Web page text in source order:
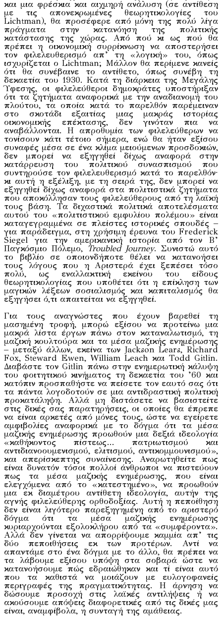
και μια φρέσκια και αιχμηρή ανάλυση (σε αντίθεση
με τις απονεκρωμένες θεωρητικολογίες του
Lichtman), θα προσέφερε από μόνη της πολύ λίγα
πράγματα στην κατανόηση της πολιτικής
κατάστασης της χώρας. Από πού κι ως πού θα
πρέπει η οικονομική συρρίκνωση να αποστερήσει
τον φιλελευθερισμό απ’ τη «λογική» του, όπως
ισχυρίζεται ο Lichtman; Μάλλον θα περίμενε κανείς
ότι θα συνέβαινε το αντίθετο, όπως συνέβη τη
δεκαετία του 1930. Κατά τη διάρκεια της Μεγάλης
Ύφεσης, οι φιλελεύθεροι δημοκράτες υποστήριξαν
ότι τα ζητήματα αναφορικά με την αναδιανομή του
πλούτου, τα οποία κατά το παρελθόν παρέμειναν
στο σκοτάδι εξαιτίας μιας μακράς ιστορίας
οικονομικής επέκτασης, δεν γινόταν πια να
αναβάλλονται. H απροθυμία των φιλελεύθερων να
τονίσουν κάτι τέτοιο σήμερα, ενώ θα ήταν εξίσου
συναφές μέσα σε ένα κλίμα μειούμενων προσδοκιών,
δεν μπορεί να εξηγηθεί δίχως αναφορά στην
κατάρρευση του πολιτικού συνασπισμού που
συντηρούσε τον φιλελευθερισμό κατά το παρελθόν∙
κι αυτή η εξέλιξη, με τη σειρά της, δεν μπορεί να
εξηγηθεί δίχως αναφορά στα πολιτιστικά ζητήματα
που αποκόλλησαν τους φιλελεύθερους από τη λαϊκή
τους βάση. Τα διχαστικά πολιτικά αποτελέσματα
αυτού του «πολιτιστικού εμφυλίου πολέμου» είναι
καταγεγραμμένα σε πλείστες ιστορικές σπουδές –
για παράδειγμα, στη χρήσιμη έρευνα του Frederick
Siegel για την αμερικανική ιστορία από τον Β’
Παγκόσμιο Πόλεμο, Troubled Journey. Συνιστώ αυτό
το βιβλίο σε οποιονδήποτε θέλει να κατανοήσει
τους λόγους που η Αριστερά έχει ξεπέσει τόσο
πολύ, ως εναλλακτική εκείνου του είδους
θεωρητικολογίας που υποθέτει ότι η επίκληση των
μαγικών λέξεων σοσιαλισμός και καπιταλισμός θα
εξηγήσει ό,τι απαιτείται να εξηγηθεί.
Για τους αναγνώστες που έχουν βαρεθεί τη
μασημένη τροφή, μπορώ εξίσου να προτείνω μια
μακρά λίστα έργων πάνω στον καταναλωτισμό, τη
μαζική κουλτούρα και τα μέσα μαζικής ενημέρωσης
– μεταξύ άλλων, εκείνα των Jackson Lears, Richard
Fox, Steward Ewen, William Leach και Todd Gitlin.
Διαβάστε τον Gitlin πάνω στην ενημερωτική κάλυψη
του φοιτητικού κινήματος τη δεκαετία του ’60 και
κατόπιν προσπαθήστε να πείσετε τον εαυτό σας ότι
τα πάντα λογοδοτούν σε μια αντιδραστική πολιτική
προκατάληψη. Αλλά μη διστάσετε να βασιστείτε
στις δικές σας παρατηρήσεις, οι οποίες θα έπρεπε
να είναι αρκετές από μόνες τους, ώστε να εγείρετε
αμφιβολίες αναφορικά με το δόγμα ότι τα μέσα
μαζικής ενημέρωσης προωθούν μια δεξιά ιδεολογία
«καθήκοντος πίστεως… πατριωτισμού και
αντιδιανοουμενισμού, ελιτισμού, αντικομμουνισμού»,
και απερίσκεπτης συναίνεσης. Αναρωτηθείτε πως
είναι δυνατόν τόσοι πολλοί άνθρωποι να πιστεύουν
πως τα μέσα μαζικής ενημέρωσης, που είναι
ελεγχόμενα από το «κατεστημένο», να προωθούν
μια εκ διαμέτρου αντίθετη ιδεολογία, αυτήν της
αγνής φιλελεύθερης ορθοδοξίας. Αυτή η πεποίθηση
δεν είναι λιγότερο παρεξηγημένη από το αριστερό
δόγμα ότι τα μέσα μαζικής ενημέρωσης
κυριαρχούνται εξολοκλήρου από τα «συμφέροντα».
Αλλά δεν γίνεται να απορρίψουμε καμμία απ’ τις
δύο πεποιθήσεις εκ των προτέρων. Αντί να
απαντάμε στο ένα δόγμα με το άλλο, θα πρέπει να
τα λάβουμε εξίσου υπόψη στα σοβαρά ώστε να
κατανοήσουμε πώς εδραιώθηκαν και τί είναι αυτό
που τα καθιστά να μοιάζουν με ευλογοφανείς
περιγραφές της πραγματικότητας. Η άρνηση να
δώσουμε προσοχή στις λαϊκές αντιλήψεις ή να
ακούσουμε απόψεις διαφορετικές από τις δικές μας
είναι, αναμφίβολα, η συνταγή της αμάθειας.